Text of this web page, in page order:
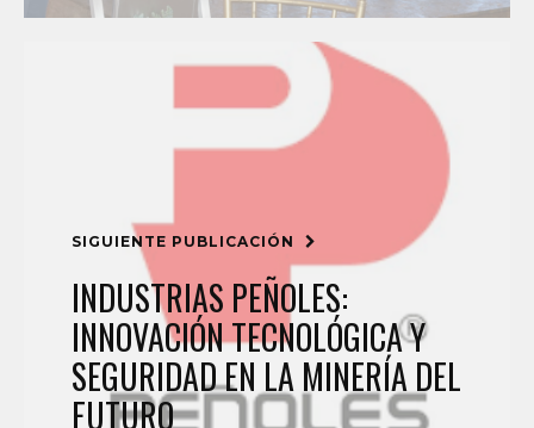
SIGUIENTE PUBLICACIÓN
INDUSTRIAS PEÑOLES:
INNOVACIÓN TECNOLÓGICA Y
SEGURIDAD EN LA MINERÍA DEL
FUTURO